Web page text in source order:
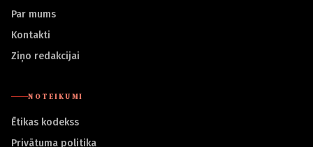
Par mums
Kontakti
Ziņo redakcijai
NOTEIKUMI
Ētikas kodekss
Privātuma politika